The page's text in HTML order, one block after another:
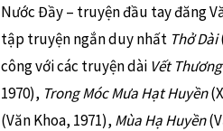
Nước Đầy – truyện đầu tay đăng
tập truyện ngắn duy nhất Thở Dài
công với các truyện dài Vết
1970), Trong Móc Mưa Hạt Huyền
(Văn Khoa, 1971), Mùa Hạ Huyền